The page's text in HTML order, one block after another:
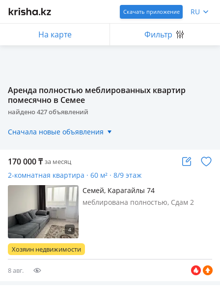
Скачать приложение RU
На карте Фильтр
Аренда полностью меблированных квартир
помесячно в Семее
найдено427объявлений
Сначала новые объявления
170 000₸ за месяц
2-комнатная квартира · 60 м² · 8/9 этаж
Семей, Карагайлы 74
меблирована полностью, Сдам 2
новая мебель под заказ была
сделана, кух гарнитур, диван,
Хозяин недвижимости
8 авг.